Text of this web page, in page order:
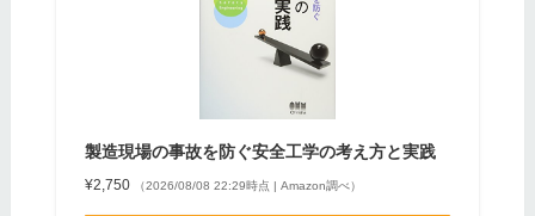
製造現場の事故を防ぐ安全工学の考え方と実践
¥2,750 （2026/08/08 22:29時点 | Amazon調べ）